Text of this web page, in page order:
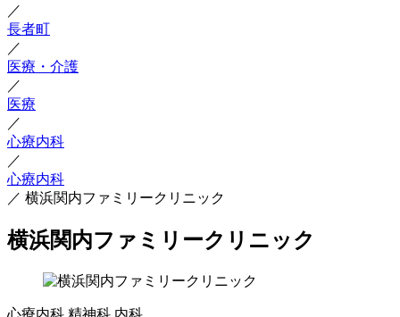
／
長者町
／
医療・介護
／
医療
／
心療内科
／
心療内科
／ 横浜関内ファミリークリニック
横浜関内ファミリークリニック
心療内科 精神科 内科